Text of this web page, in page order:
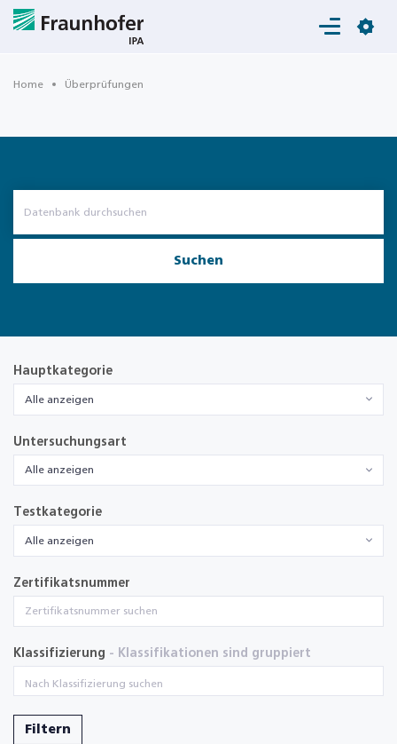
Login
Home Überprüfungen
Suchen
Hauptkategorie
Alle anzeigen
Untersuchungsart
Alle anzeigen
Testkategorie
Alle anzeigen
Zertifikatsnummer
Klassifizierung - Klassifikationen sind gruppiert
Filtern